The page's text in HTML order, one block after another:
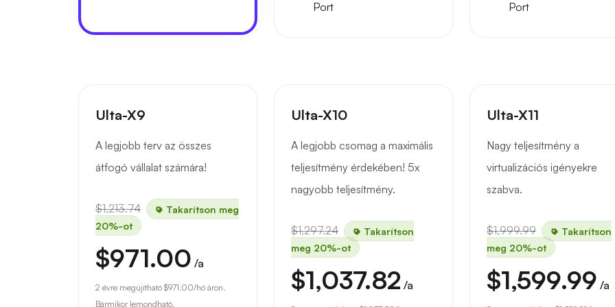
Port Port
Ulta-X9
A legjobb terv az összes
átfogó vállalat számára!
$1,213.74
Takarítson meg
20%-ot
$971.00 /a
2 évre megújítható $971.00/hó áron.
Bármikor lemondható.
Ulta-X10
A legjobb csomag a maximális
teljesítmény érdekében! 5x
nagyobb teljesítmény.
$1,297.24
Takarítson
meg 20%-ot
$1,037.82 /a
Ulta-X11
Nagy teljesítmény a
virtualizációs igényekre
szabva.
$1,999.99
Takarítson
meg 20%-ot
$1,599.99 /a